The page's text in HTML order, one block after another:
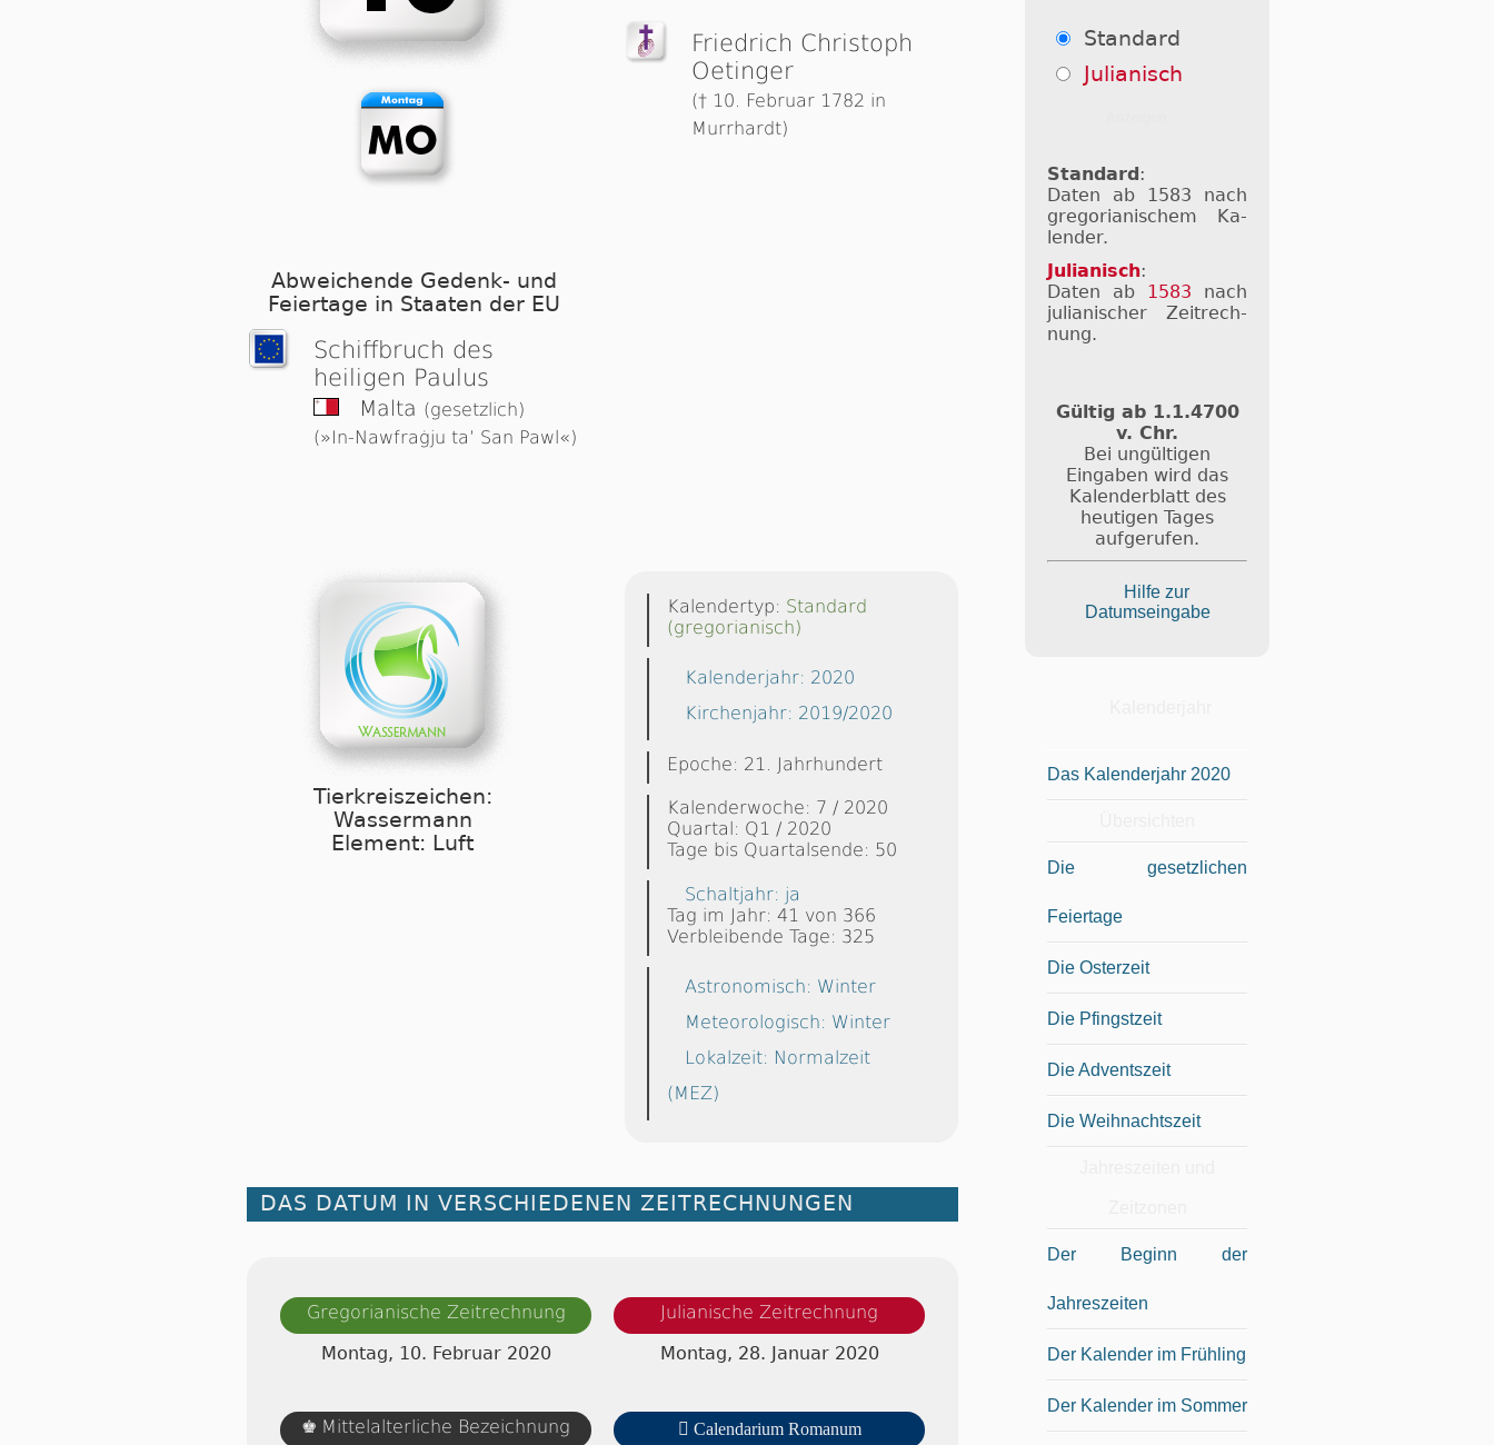
Abweichende Gedenk- und
Feiertage in Staaten der EU
Schiffbruch des
heiligen Paulus
Malta (gesetzlich)
(»In-Nawfraġju ta’ San Pawl«)
Friedrich Christoph
Oetinger
(† 10. Februar 1782 in
Murrhardt)
Tierkreiszeichen:
Wassermann
Element: Luft
Kalendertyp: Standard
(gregorianisch)
Kalenderjahr: 2020
Kirchenjahr: 2019/2020
Epoche: 21. Jahrhundert
Kalenderwoche: 7 / 2020
Quartal: Q1 / 2020
Tage bis Quartalsende: 50
Schaltjahr: ja
Tag im Jahr: 41 von 366
Verbleibende Tage: 325
Astronomisch: Winter
Meteorologisch: Winter
Lokalzeit: Normalzeit
(MEZ)
DAS DATUM IN VERSCHIEDENEN ZEITRECHNUNGEN
Gregorianische Zeitrechnung
Montag, 10. Februar 2020
Julianische Zeitrechnung
Montag, 28. Januar 2020
♚ Mittelalterliche Bezeichnung  Calendarium Romanum
Standard
Julianisch
Standard :
Daten ab 1583 nach
gre­go­ri­a­ni­schem Ka­
len­der.
Julianisch:
Daten ab 1583 nach
ju­li­a­ni­scher Zeit­rech­
nung.
Gültig ab 1.1.4700
v. Chr.
Bei ungültigen
Eingaben wird das
Kalenderblatt des
heutigen Tages
aufgerufen.
Hilfe zur
Datumseingabe
Das Kalenderjahr 2020
Die gesetzlichen
Feiertage
Die Osterzeit
Die Pfingstzeit
Die Adventszeit
Die Weihnachtszeit
Der Beginn der
Jahreszeiten
Der Kalender im Frühling
Der Kalender im Sommer